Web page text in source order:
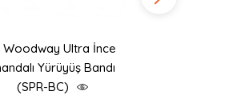
Ultra İnce
Yürüyüş Bandı
(SPR-BC)